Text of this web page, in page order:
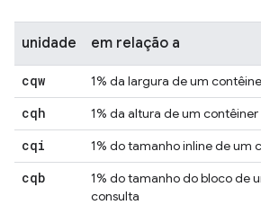
unidade em relação a
cqw 1% da largura de um
cqh 1% da altura de um
cqi 1% do tamanho inline de um
cqb
1% do tamanho do bloco de
consulta